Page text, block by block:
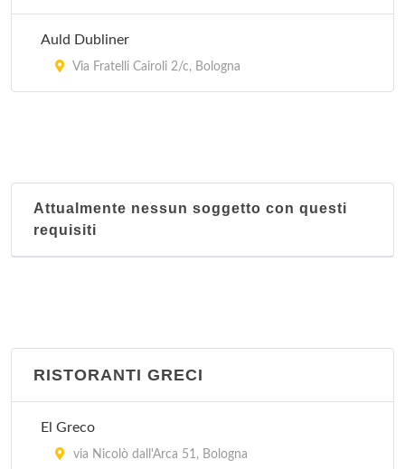
Auld Dubliner
Via Fratelli Cairoli 2/c, Bologna
Attualmente nessun soggetto con questi
requisiti
RISTORANTI GRECI
El Greco
via Nicolò dall'Arca 51, Bologna